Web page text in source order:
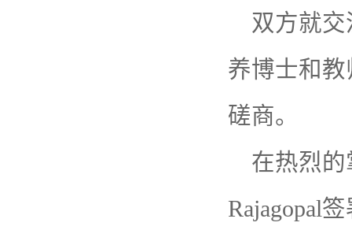
双方就
养博士和
磋商。
在热烈的
Rajagopal